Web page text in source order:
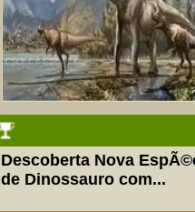
Descoberta Nova
de Dinossauro com...